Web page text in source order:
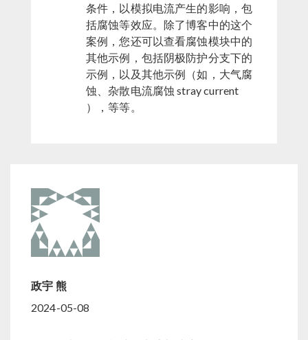
条件，以模拟电流产生的影响，包
括腐蚀等效应。除了博客中的这个
案例，您还可以查看腐蚀模块中的
其他示例，包括阴极防护分支下的
示例，以及其他示例（如，大气腐
蚀、杂散电流腐蚀 stray current
），等等。
政宇 熊
2024-05-08